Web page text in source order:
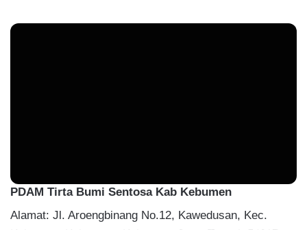
PDAM Tirta Bumi Sentosa Kab Kebumen
Alamat: Jl. Aroengbinang No.12, Kawedusan, Kec.